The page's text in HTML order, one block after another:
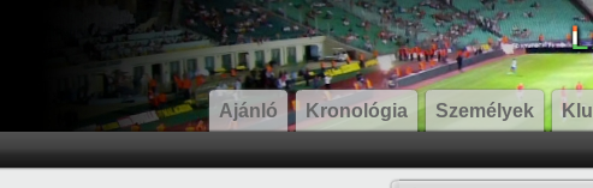
Ajánló Kronológia Személyek